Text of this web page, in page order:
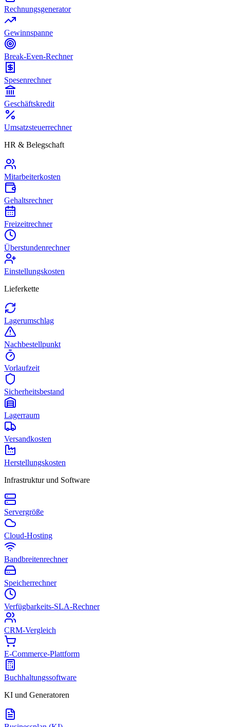
Rechnungsgenerator
Gewinnspanne
Break-Even-Rechner
Spesenrechner
Geschäftskredit
Umsatzsteuerrechner
HR & Belegschaft
Mitarbeiterkosten
Gehaltsrechner
Freizeitrechner
Überstundenrechner
Einstellungskosten
Lieferkette
Lagerumschlag
Nachbestellpunkt
Vorlaufzeit
Sicherheitsbestand
Lagerraum
Versandkosten
Herstellungskosten
Infrastruktur und Software
Servergröße
Cloud-Hosting
Bandbreitenrechner
Speicherrechner
Verfügbarkeits-SLA-Rechner
CRM-Vergleich
E-Commerce-Plattform
Buchhaltungssoftware
KI und Generatoren